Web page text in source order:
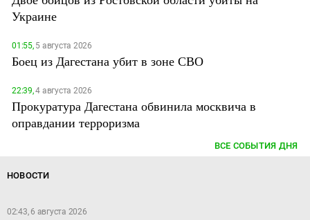
Украине
01:55,5 августа 2026
Боец из Дагестана убит в зоне СВО
22:39,4 августа 2026
Прокуратура Дагестана обвинила москвича в
оправдании терроризма
ВСЕ СОБЫТИЯ ДНЯ
НОВОСТИ
02:43, 6 августа 2026